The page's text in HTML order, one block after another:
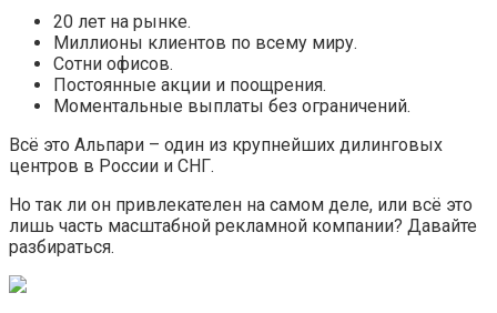
20 лет на рынке.
Миллионы клиентов по всему миру.
Сотни офисов.
Постоянные акции и поощрения.
Моментальные выплаты без ограничений.
Всё это Альпари – один из крупнейших дилинговых
центров в России и СНГ.
Но так ли он привлекателен на самом деле, или всё это
лишь часть масштабной рекламной компании? Давайте
разбираться.